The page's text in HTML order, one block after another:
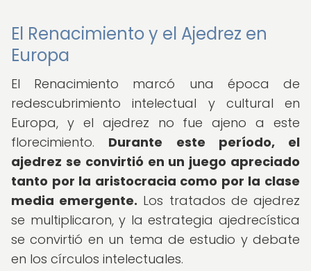
El Renacimiento y el Ajedrez en
Europa
El Renacimiento marcó una época de
redescubrimiento intelectual y cultural en
Europa, y el ajedrez no fue ajeno a este
florecimiento. Durante este período, el
ajedrez se convirtió en un juego apreciado
tanto por la aristocracia como por la clase
media emergente. Los tratados de ajedrez
se multiplicaron, y la estrategia ajedrecística
se convirtió en un tema de estudio y debate
en los círculos intelectuales.